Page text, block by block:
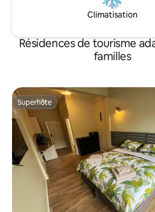
Climatisation
Résidences de tourisme
familles
Superhôte
Superhôte